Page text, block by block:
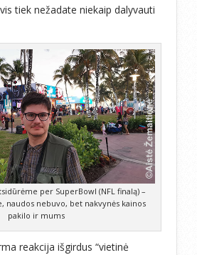
tiek nežadate niekaip dalyvauti
per SuperBowl (NFL finalą) –
naudos nebuvo, bet nakvynės kainos
pakilo ir mums
reakcija išgirdus “vietinė